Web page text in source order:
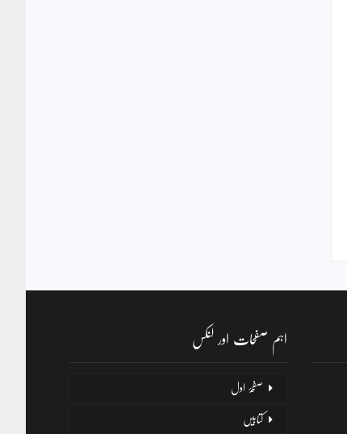
اہم صفحات اور لنکس
صفحۂ اول
کتابیں